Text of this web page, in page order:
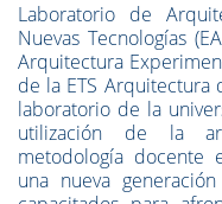
Laboratorio de
Nuevas Tecnologías
Arquitectura
de la ETS Arquitectura
laboratorio de la
utilización de la
metodología docente
una nueva